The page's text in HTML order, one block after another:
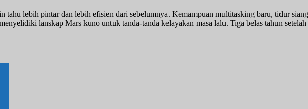
tahu lebih pintar dan lebih efisien dari sebelumnya. Kemampuan multitasking baru, tidur
lanskap Mars kuno untuk tanda-tanda kelayakan masa lalu. Tiga belas tahun